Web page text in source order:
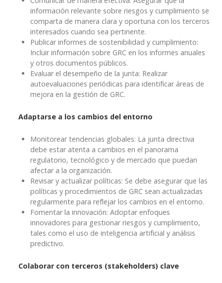
información relevante sobre riesgos y cumplimiento se
comparta de manera clara y oportuna con los terceros
interesados cuando sea pertinente.
Publicar informes de sostenibilidad y cumplimiento:
Incluir información sobre GRC en los informes anuales
y otros documentos públicos.
Evaluar el desempeño de la junta: Realizar
autoevaluaciones periódicas para identificar áreas de
mejora en la gestión de GRC.
Adaptarse a los cambios del entorno
Monitorear tendencias globales: La junta directiva
debe estar atenta a cambios en el panorama
regulatorio, tecnológico y de mercado que puedan
afectar a la organización.
Revisar y actualizar políticas: Se debe asegurar que las
políticas y procedimientos de GRC sean actualizadas
regularmente para reflejar los cambios en el entorno.
Fomentar la innovación: Adoptar enfoques
innovadores para gestionar riesgos y cumplimiento,
tales como el uso de inteligencia artificial y análisis
predictivo.
Colaborar con terceros (stakeholders) clave